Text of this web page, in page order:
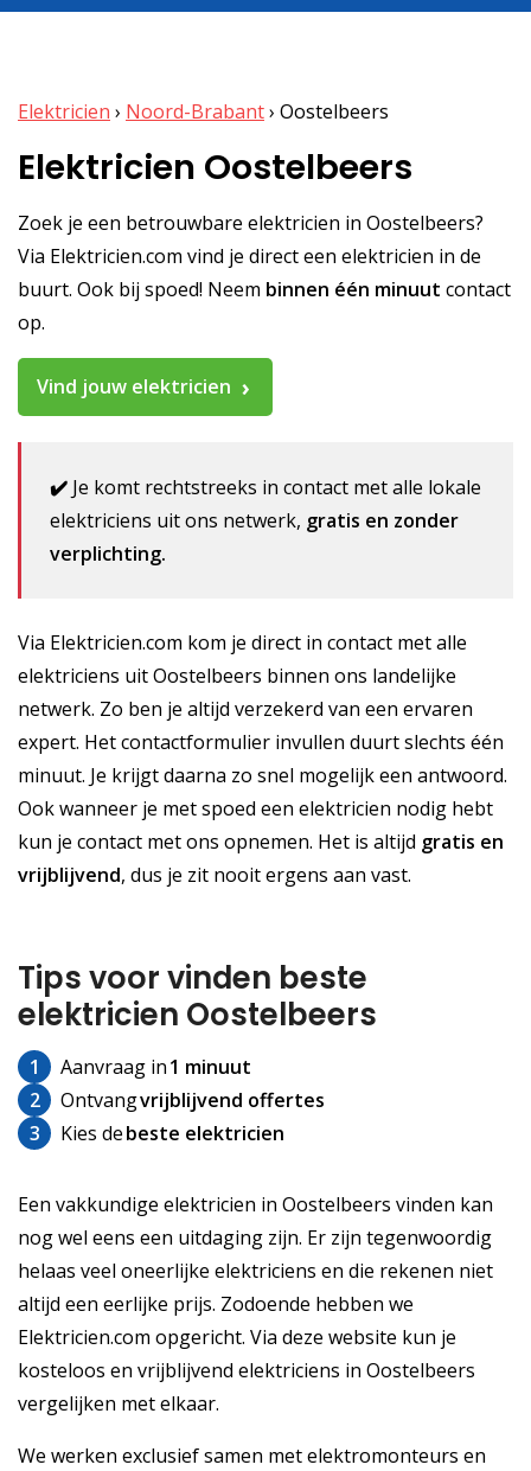
Elektricien › Noord-Brabant› Oostelbeers
Elektricien Oostelbeers
Zoek je een betrouwbare elektricien in Oostelbeers?
Via Elektricien.com vind je direct een elektricien in de
buurt. Ook bij spoed! Neem binnen één minuut contact
op.
Vind jouw elektricien
✔️ Je komt rechtstreeks in contact met alle lokale
elektriciens uit ons netwerk, gratis en zonder
verplichting.
Via Elektricien.com kom je direct in contact met alle
elektriciens uit Oostelbeers binnen ons landelijke
netwerk. Zo ben je altijd verzekerd van een ervaren
expert. Het contactformulier invullen duurt slechts één
minuut. Je krijgt daarna zo snel mogelijk een antwoord.
Ook wanneer je met spoed een elektricien nodig hebt
kun je contact met ons opnemen. Het is altijd gratis en
vrijblijvend, dus je zit nooit ergens aan vast.
Tips voor vinden beste
elektricien Oostelbeers
1 Aanvraag in1 minuut
2
Ontvangvrijblijvend offertes
3
Kies debeste elektricien
Een vakkundige elektricien in Oostelbeers vinden kan
nog wel eens een uitdaging zijn. Er zijn tegenwoordig
helaas veel oneerlijke elektriciens en die rekenen niet
altijd een eerlijke prijs. Zodoende hebben we
Elektricien.com opgericht. Via deze website kun je
kosteloos en vrijblijvend elektriciens in Oostelbeers
vergelijken met elkaar.
We werken exclusief samen met elektromonteurs en